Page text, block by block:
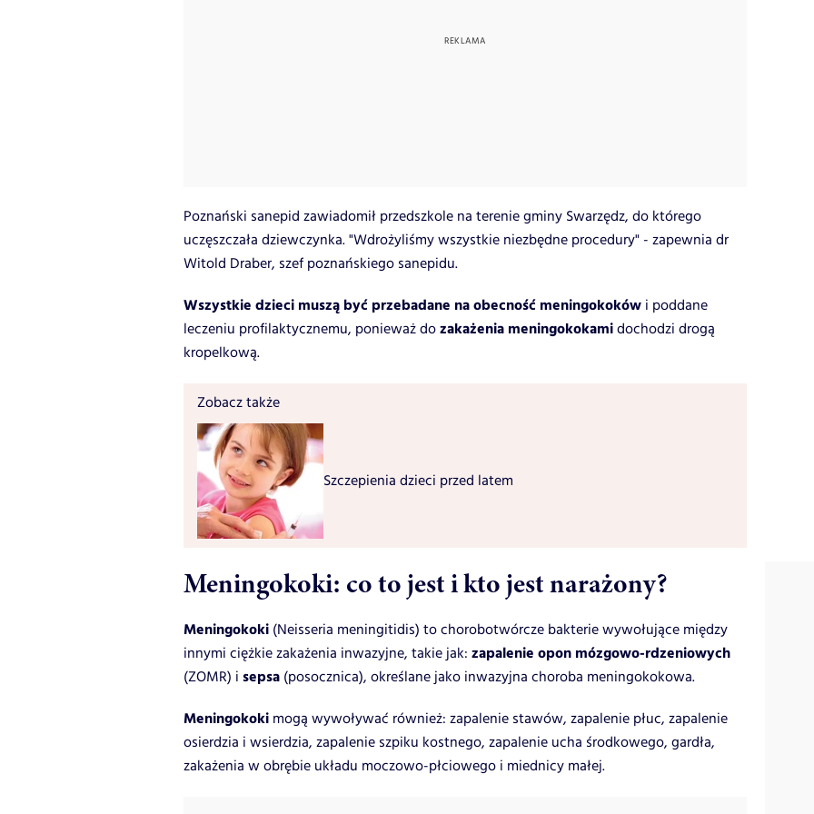
Poznański sanepid zawiadomił przedszkole na terenie gminy Swarzędz, do którego
uczęszczała dziewczynka. "Wdrożyliśmy wszystkie niezbędne procedury" - zapewnia dr
Witold Draber, szef poznańskiego sanepidu.
Wszystkie dzieci muszą być przebadane na obecność meningokoków i poddane
leczeniu profilaktycznemu, ponieważ dozakażenia meningokokamidochodzi drogą
kropelkową.
Zobacz także
Szczepienia dzieci przed latem
Meningokoki: co to jest i kto jest narażony?
Meningokoki (Neisseria meningitidis) to chorobotwórcze bakterie wywołujące między
innymi ciężkie zakażenia inwazyjne, takie jak: zapalenie opon mózgowo-rdzeniowych
(ZOMR) i sepsa (posocznica), określane jako inwazyjna choroba meningokokowa.
Meningokoki mogą wywoływać również: zapalenie stawów, zapalenie płuc, zapalenie
osierdzia i wsierdzia, zapalenie szpiku kostnego, zapalenie ucha środkowego, gardła,
zakażenia w obrębie układu moczowo-płciowego i miednicy małej.